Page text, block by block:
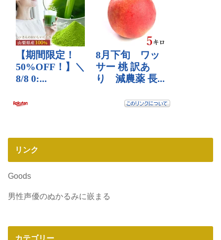
リンク
Goods
男性声優のぬかるみに嵌まる